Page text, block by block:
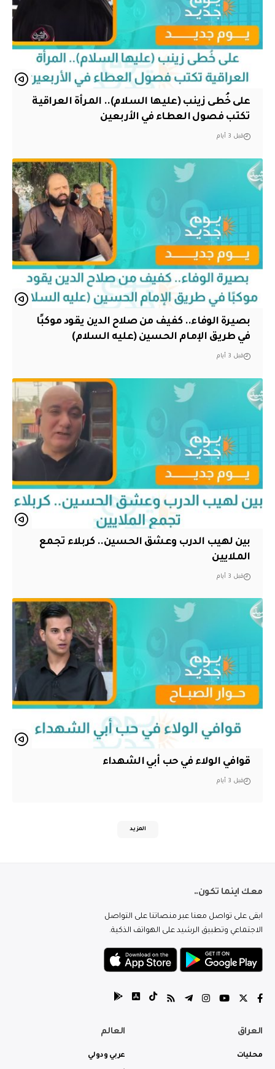
على خُطى زينب (عليها السلام).. المرأة العراقية
تكتب فصول العطاء في الأربعين
قبل 3 أيام
بصيرة الوفاء.. كفيف من صلاح الدين يقود موكبًا
في طريق الإمام الحسين (عليه السلام)
قبل 3 أيام
بين لهيب الدرب وعشق الحسين.. كربلاء تجمع
الملايين
قبل 3 أيام
قوافي الولاء في حب أبي الشهداء
قبل 3 أيام
المزيد
معك اينما تكون..
ابقى على تواصل معنا عبر منصاتنا على التواصل
الاجتماعي وتطبيق الرشيد على الهواتف الذكية.
العراق
محليات
العالم
عربي ودولي